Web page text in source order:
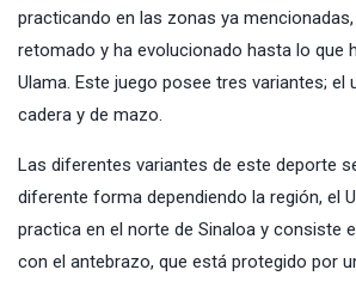
practicando en las zonas ya
retomado y ha evolucionado hasta lo que
Ulama. Este juego posee tres variantes; el
cadera y de mazo.
Las diferentes variantes de este deporte
diferente forma dependiendo la región, el
practica en el norte de Sinaloa y consiste
con el antebrazo, que está protegido por